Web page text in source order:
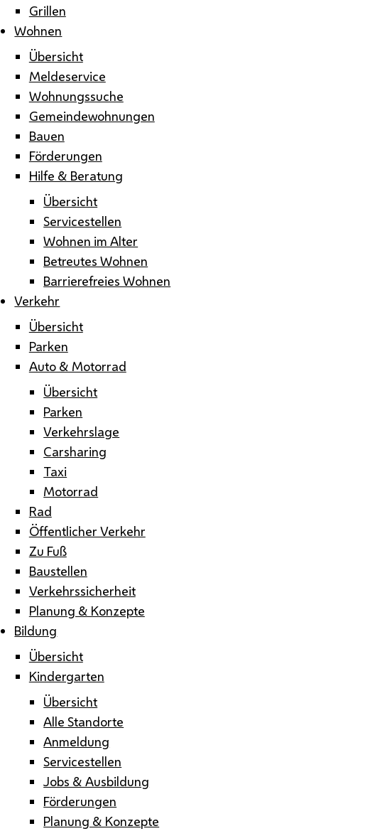
Grillen
Wohnen
Übersicht
Meldeservice
Wohnungssuche
Gemeindewohnungen
Bauen
Förderungen
Hilfe & Beratung
Übersicht
Servicestellen
Wohnen im Alter
Betreutes Wohnen
Barrierefreies Wohnen
Verkehr
Übersicht
Parken
Auto & Motorrad
Übersicht
Parken
Verkehrslage
Carsharing
Taxi
Motorrad
Rad
Öffentlicher Verkehr
Zu Fuß
Baustellen
Verkehrssicherheit
Planung & Konzepte
Bildung
Übersicht
Kindergarten
Übersicht
Alle Standorte
Anmeldung
Servicestellen
Jobs & Ausbildung
Förderungen
Planung & Konzepte